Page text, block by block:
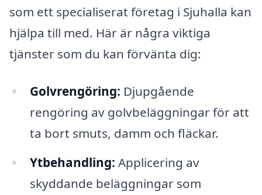
som ett specialiserat företag i Sjuhalla kan
hjälpa till med. Här är några viktiga
tjänster som du kan förvänta dig:
Golvrengöring: Djupgående
rengöring av golvbeläggningar för att
ta bort smuts, damm och fläckar.
Ytbehandling: Applicering av
skyddande beläggningar som